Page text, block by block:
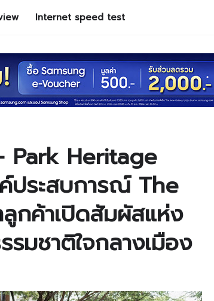
Internet speed test
Park Heritage
ประสบการณ์ The
กค้าเปิดสัมผัสแห่ง
รมชาติใจกลางเมือง